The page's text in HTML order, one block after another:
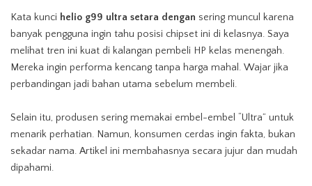
Kata kunci helio g99 ultra setara dengan sering muncul karena
banyak pengguna ingin tahu posisi chipset ini di kelasnya. Saya
melihat tren ini kuat di kalangan pembeli HP kelas menengah.
Mereka ingin performa kencang tanpa harga mahal. Wajar jika
perbandingan jadi bahan utama sebelum membeli.
Selain itu, produsen sering memakai embel-embel “Ultra” untuk
menarik perhatian. Namun, konsumen cerdas ingin fakta, bukan
sekadar nama. Artikel ini membahasnya secara jujur dan mudah
dipahami.